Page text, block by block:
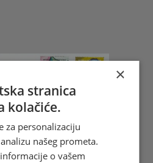
×
stranica
kolačiće.
za personalizaciju
našeg prometa.
o vašem